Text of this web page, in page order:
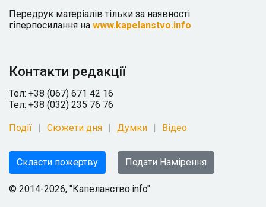
Передрук матеріалів тільки за наявності
гіперпосилання на www.kapelanstvo.info
Контакти редакції
Тел: +38 (067) 671 42 16
Тел: +38 (032) 235 76 76
Події Сюжети дня Думки Відео
Скласти пожертву Подати Намірення
© 2014-2026, "Капеланство.info"